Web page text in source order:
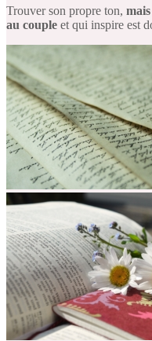
Trouver son propre ton,
au couple et qui inspire est